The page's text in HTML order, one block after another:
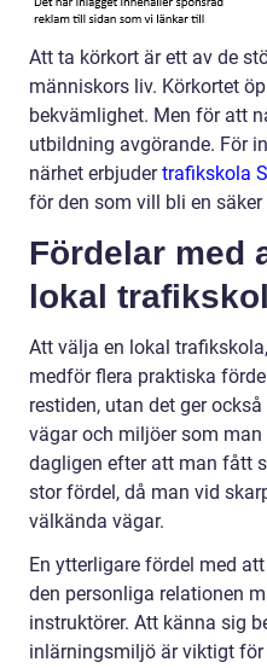
Att ta körkort är ett av de
människors liv. Körkortet
bekvämlighet. Men för att
utbildning avgörande. För
närhet erbjudertrafikskola
för den som vill bli en
Fördelar med
lokal
Att välja en lokal
medför flera praktiska
restiden, utan det ger
vägar och miljöer som
dagligen efter att man fått
stor fördel, då man vid
välkända vägar.
En ytterligare fördel med
den personliga relationen
instruktörer. Att känna sig
inlärningsmiljö är viktigt